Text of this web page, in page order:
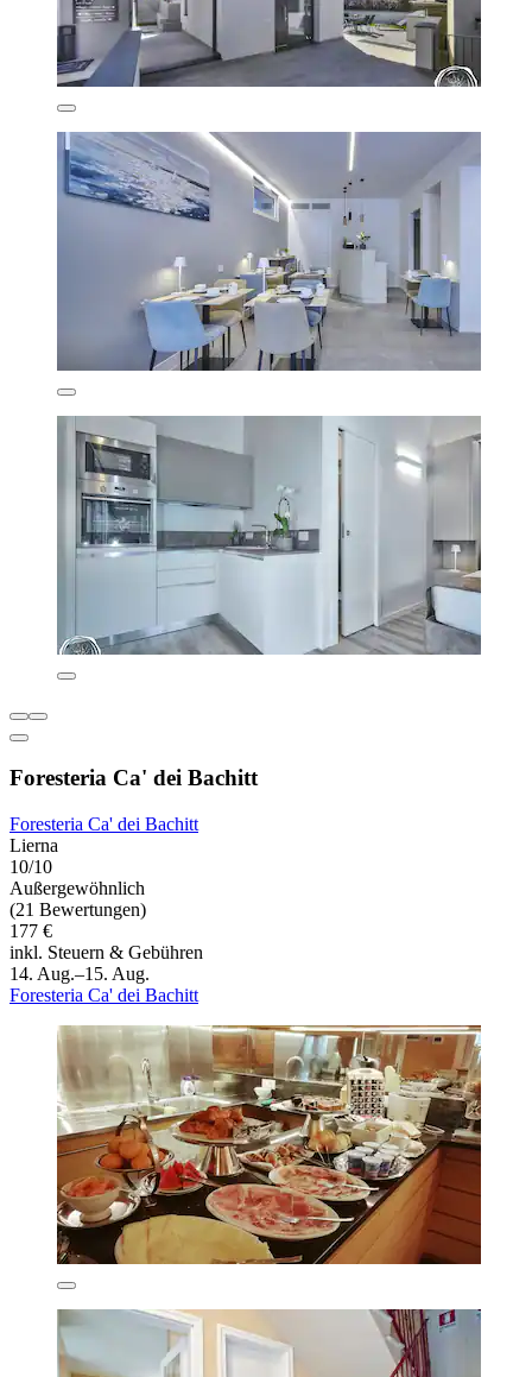
Foresteria Ca' dei Bachitt
Foresteria Ca' dei Bachitt
Lierna
10/10
Außergewöhnlich
(21 Bewertungen)
177 €
inkl. Steuern & Gebühren
14. Aug.–15. Aug.
Foresteria Ca' dei Bachitt